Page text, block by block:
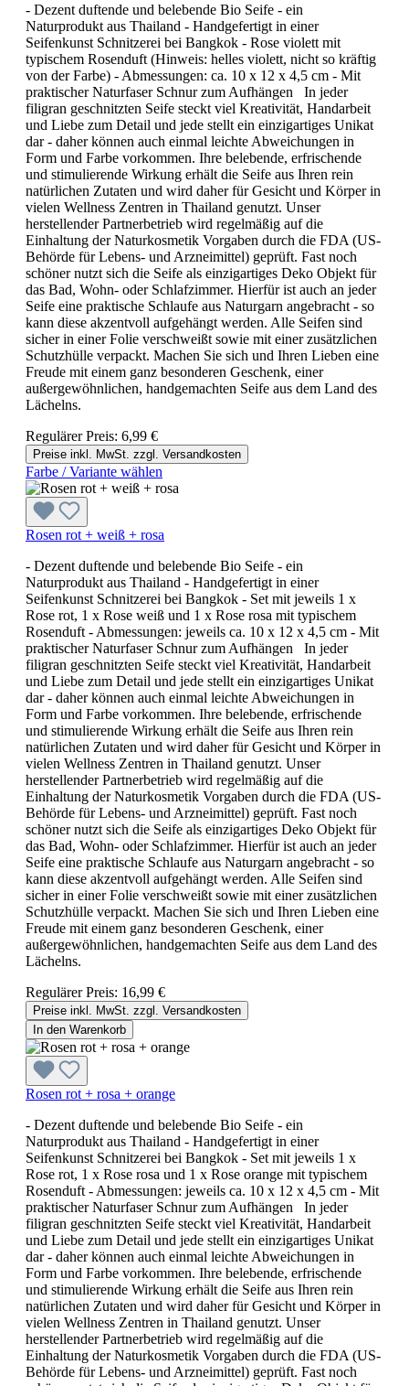
- Dezent duftende und belebende Bio Seife - ein
Naturprodukt aus Thailand - Handgefertigt in einer
Seifenkunst Schnitzerei bei Bangkok - Rose violett mit
typischem Rosenduft (Hinweis: helles violett, nicht so kräftig
von der Farbe) - Abmessungen: ca. 10 x 12 x 4,5 cm - Mit
praktischer Naturfaser Schnur zum Aufhängen In jeder
filigran geschnitzten Seife steckt viel Kreativität, Handarbeit
und Liebe zum Detail und jede stellt ein einzigartiges Unikat
dar - daher können auch einmal leichte Abweichungen in
Form und Farbe vorkommen. Ihre belebende, erfrischende
und stimulierende Wirkung erhält die Seife aus Ihren rein
natürlichen Zutaten und wird daher für Gesicht und Körper in
vielen Wellness Zentren in Thailand genutzt. Unser
herstellender Partnerbetrieb wird regelmäßig auf die
Einhaltung der Naturkosmetik Vorgaben durch die FDA (US-
Behörde für Lebens- und Arzneimittel) geprüft. Fast noch
schöner nutzt sich die Seife als einzigartiges Deko Objekt für
das Bad, Wohn- oder Schlafzimmer. Hierfür ist auch an jeder
Seife eine praktische Schlaufe aus Naturgarn angebracht - so
kann diese akzentvoll aufgehängt werden. Alle Seifen sind
sicher in einer Folie verschweißt sowie mit einer zusätzlichen
Schutzhülle verpackt. Machen Sie sich und Ihren Lieben eine
Freude mit einem ganz besonderen Geschenk, einer
außergewöhnlichen, handgemachten Seife aus dem Land des
Lächelns.
Regulärer Preis: 6,99 €
Preise inkl. MwSt. zzgl. Versandkosten
Farbe / Variante wählen
Rosen rot + weiß + rosa
- Dezent duftende und belebende Bio Seife - ein
Naturprodukt aus Thailand - Handgefertigt in einer
Seifenkunst Schnitzerei bei Bangkok - Set mit jeweils 1 x
Rose rot, 1 x Rose weiß und 1 x Rose rosa mit typischem
Rosenduft - Abmessungen: jeweils ca. 10 x 12 x 4,5 cm - Mit
praktischer Naturfaser Schnur zum Aufhängen In jeder
filigran geschnitzten Seife steckt viel Kreativität, Handarbeit
und Liebe zum Detail und jede stellt ein einzigartiges Unikat
dar - daher können auch einmal leichte Abweichungen in
Form und Farbe vorkommen. Ihre belebende, erfrischende
und stimulierende Wirkung erhält die Seife aus Ihren rein
natürlichen Zutaten und wird daher für Gesicht und Körper in
vielen Wellness Zentren in Thailand genutzt. Unser
herstellender Partnerbetrieb wird regelmäßig auf die
Einhaltung der Naturkosmetik Vorgaben durch die FDA (US-
Behörde für Lebens- und Arzneimittel) geprüft. Fast noch
schöner nutzt sich die Seife als einzigartiges Deko Objekt für
das Bad, Wohn- oder Schlafzimmer. Hierfür ist auch an jeder
Seife eine praktische Schlaufe aus Naturgarn angebracht - so
kann diese akzentvoll aufgehängt werden. Alle Seifen sind
sicher in einer Folie verschweißt sowie mit einer zusätzlichen
Schutzhülle verpackt. Machen Sie sich und Ihren Lieben eine
Freude mit einem ganz besonderen Geschenk, einer
außergewöhnlichen, handgemachten Seife aus dem Land des
Lächelns.
Regulärer Preis: 16,99 €
Preise inkl. MwSt. zzgl. Versandkosten
In den Warenkorb
Rosen rot + rosa + orange
- Dezent duftende und belebende Bio Seife - ein
Naturprodukt aus Thailand - Handgefertigt in einer
Seifenkunst Schnitzerei bei Bangkok - Set mit jeweils 1 x
Rose rot, 1 x Rose rosa und 1 x Rose orange mit typischem
Rosenduft - Abmessungen: jeweils ca. 10 x 12 x 4,5 cm - Mit
praktischer Naturfaser Schnur zum Aufhängen In jeder
filigran geschnitzten Seife steckt viel Kreativität, Handarbeit
und Liebe zum Detail und jede stellt ein einzigartiges Unikat
dar - daher können auch einmal leichte Abweichungen in
Form und Farbe vorkommen. Ihre belebende, erfrischende
und stimulierende Wirkung erhält die Seife aus Ihren rein
natürlichen Zutaten und wird daher für Gesicht und Körper in
vielen Wellness Zentren in Thailand genutzt. Unser
herstellender Partnerbetrieb wird regelmäßig auf die
Einhaltung der Naturkosmetik Vorgaben durch die FDA (US-
Behörde für Lebens- und Arzneimittel) geprüft. Fast noch